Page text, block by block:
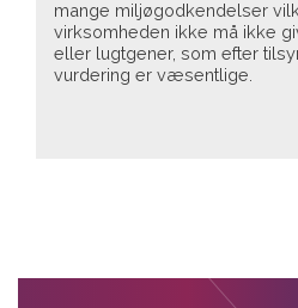
mange miljøgodkendelser
virksomheden ikke må ikke
eller lugtgener, som efter
vurdering er væsentlige.